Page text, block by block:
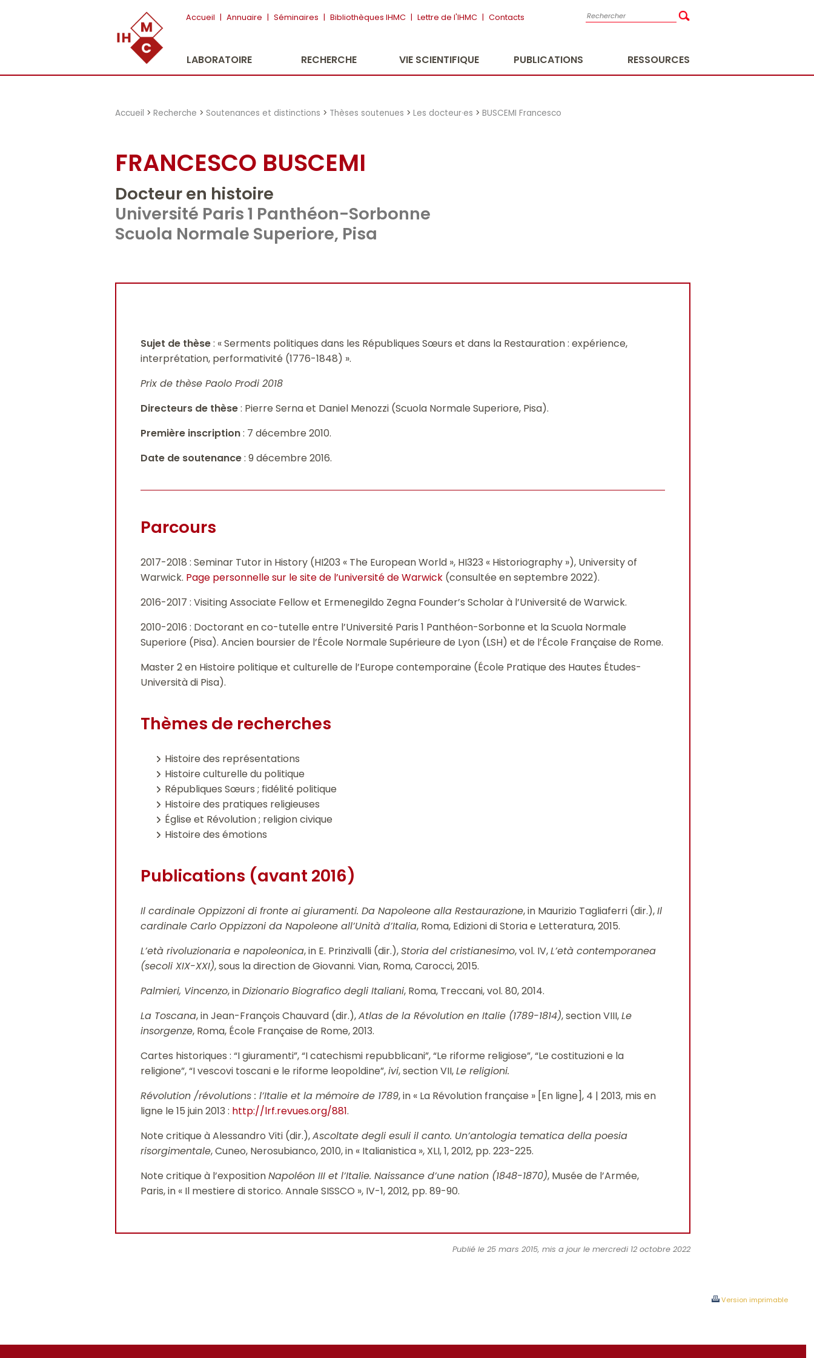
Accueil | Annuaire | Séminaires | Bibliothèques IHMC | Lettre de l'IHMC | Contacts
LABORATOIRE RECHERCHE VIE SCIENTIFIQUE PUBLICATIONS RESSOURCES
Accueil >Recherche > Soutenances et distinctions > Thèses soutenues >Les docteur·es >BUSCEMI Francesco
FRANCESCO BUSCEMI
Docteur en histoire
Université Paris 1 Panthéon-Sorbonne
Scuola Normale Superiore, Pisa
Sujet de thèse: « Serments politiques dans les Républiques Sœurs et dans la Restauration : expérience,
interprétation, performativité (1776-1848) ».
Prix de thèse Paolo Prodi 2018
Directeurs de thèse: Pierre Serna et Daniel Menozzi (Scuola Normale Superiore, Pisa).
Première inscription: 7 décembre 2010.
Date de soutenance: 9 décembre 2016.
Parcours
2017-2018 : Seminar Tutor in History (HI203 « The European World », HI323 « Historiography »), University of
Warwick. Page personnelle sur le site de l’université de Warwick (consultée en septembre 2022).
2016-2017 : Visiting Associate Fellow et Ermenegildo Zegna Founder’s Scholar à l’Université de Warwick.
2010-2016 : Doctorant en co-tutelle entre l’Université Paris 1 Panthéon-Sorbonne et la Scuola Normale
Superiore (Pisa). Ancien boursier de l’École Normale Supérieure de Lyon (LSH) et de l’École Française de Rome.
Master 2 en Histoire politique et culturelle de l’Europe contemporaine (École Pratique des Hautes Études-
Università di Pisa).
Thèmes de recherches
Histoire des représentations
Histoire culturelle du politique
Républiques Sœurs ; fidélité politique
Histoire des pratiques religieuses
Église et Révolution ; religion civique
Histoire des émotions
Publications (avant 2016)
Il cardinale Oppizzoni di fronte ai giuramenti. Da Napoleone alla Restaurazione, in Maurizio Tagliaferri (dir.),Il
cardinale Carlo Oppizzoni da Napoleone all’Unità d’Italia, Roma, Edizioni di Storia e Letteratura, 2015.
L’età rivoluzionaria e napoleonica, in E. Prinzivalli (dir.),Storia del cristianesimo, vol. IV,L’età contemporanea
(secoli XIX-XXI), sous la direction de Giovanni. Vian, Roma, Carocci, 2015.
Palmieri, Vincenzo, inDizionario Biografico degli Italiani, Roma, Treccani, vol. 80, 2014.
La Toscana, in Jean-François Chauvard (dir.),Atlas de la Révolution en Italie (1789-1814), section VIII,Le
insorgenze, Roma, École Française de Rome, 2013.
Cartes historiques : “I giuramenti”, “I catechismi repubblicani”, “Le riforme religiose”, “Le costituzioni e la
religione”, “I vescovi toscani e le riforme leopoldine”,ivi, section VII,Le religioni.
Révolution /révolutions : l’Italie et la mémoire de 1789, in « La Révolution française » [En ligne], 4 | 2013, mis en
ligne le 15 juin 2013 : http://lrf.revues.org/881.
Note critique à Alessandro Viti (dir.),Ascoltate degli esuli il canto. Un’antologia tematica della poesia
risorgimentale, Cuneo, Nerosubianco, 2010, in « Italianistica », XLI, 1, 2012, pp. 223-225.
Note critique à l’expositionNapoléon III et l’Italie. Naissance d’une nation (1848-1870), Musée de l’Armée,
Paris, in « Il mestiere di storico. Annale SISSCO », IV-1, 2012, pp. 89-90.
Publié le 25 mars 2015, mis a jour le mercredi 12 octobre 2022
Version imprimable